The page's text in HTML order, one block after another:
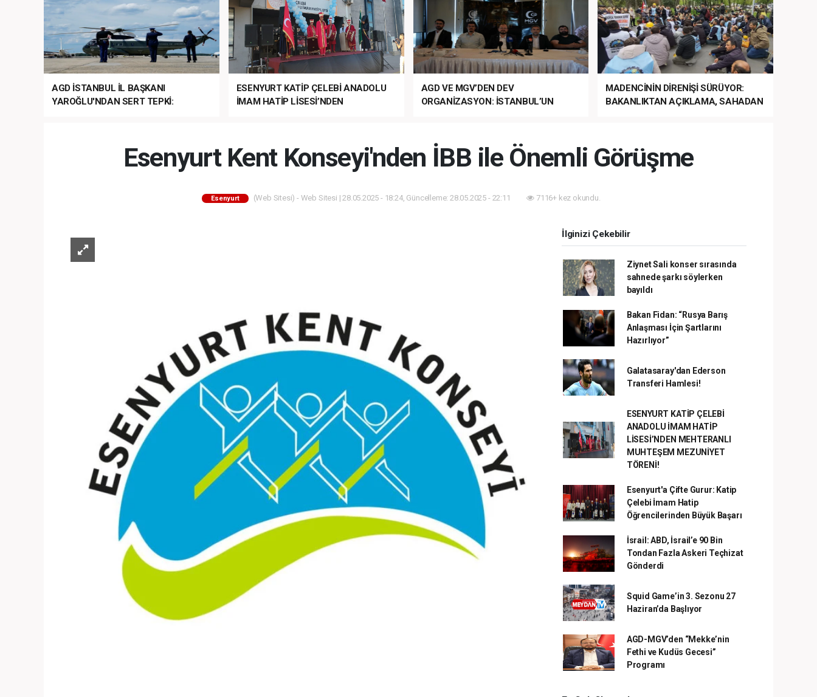
AGD İSTANBUL İL BAŞKANI
YAROĞLU'NDAN SERT TEPKİ:
ESENYURT KATİP ÇELEBİ ANADOLU
İMAM HATİP LİSESİ’NDEN
AGD VE MGV’DEN DEV
ORGANİZASYON: İSTANBUL’UN
MADENCİNİN DİRENİŞİ SÜRÜYOR:
BAKANLIKTAN AÇIKLAMA, SAHADAN
Esenyurt Kent Konseyi'nden İBB ile Önemli Görüşme
Esenyurt (Web Sitesi) - Web Sitesi | 28.05.2025 - 18:24, Güncelleme: 28.05.2025 - 22:11 7116+ kez okundu.
İlginizi Çekebilir
Ziynet Sali konser sırasında
sahnede şarkı söylerken
bayıldı
Bakan Fidan: “Rusya Barış
Anlaşması İçin Şartlarını
Hazırlıyor”
Galatasaray'dan Ederson
Transferi Hamlesi!
ESENYURT KATİP ÇELEBİ
ANADOLU İMAM HATİP
LİSESİ’NDEN MEHTERANLI
MUHTEŞEM MEZUNİYET
TÖRENİ!
Esenyurt'a Çifte Gurur: Katip
Çelebi İmam Hatip
Öğrencilerinden Büyük Başarı
İsrail: ABD, İsrail’e 90 Bin
Tondan Fazla Askeri Teçhizat
Gönderdi
Squid Game’in 3. Sezonu 27
Haziran’da Başlıyor
AGD-MGV’den “Mekke’nin
Fethi ve Kudüs Gecesi”
Programı